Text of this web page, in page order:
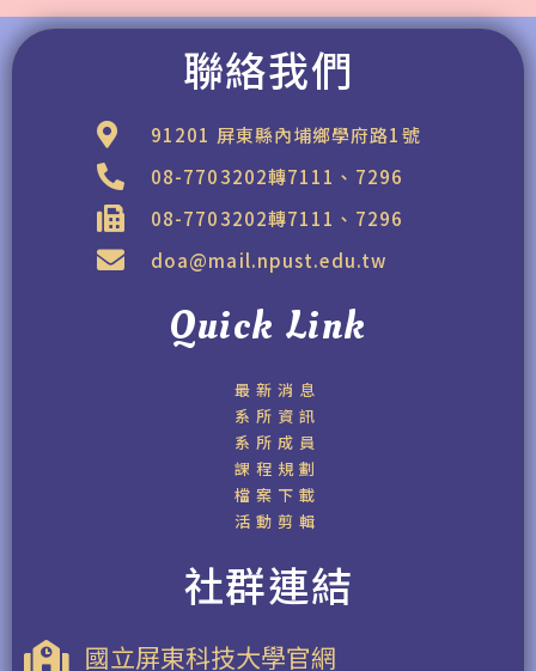
聯絡我們
91201 屏東縣內埔鄉學府路1號
08-7703202轉7111、7296
08-7703202轉7111、7296
doa@mail.npust.edu.tw
Quick Link
最新消息
系所資訊
系所成員
課程規劃
檔案下載
活動剪輯
社群連結
國立屏東科技大學官網